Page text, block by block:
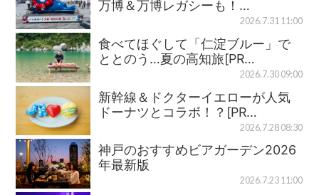
万博＆万博レガシーも！…
2026.7.31 11:00
食べてほぐして「仁淀ブルー」で
ととのう…夏の高知旅[PR…
2026.7.30 09:00
新幹線＆ドクターイエローが人気
ドーナツとコラボ！？[PR…
2026.7.28 08:30
神戸のおすすめビアガーデン2026
年最新版
2026.7.23 11:00